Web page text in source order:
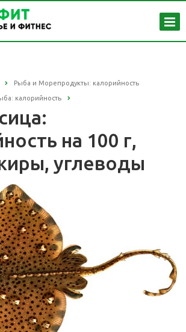
Рыба и Морепродукты: калорийность
калорийность
на 100 г,
углеводы